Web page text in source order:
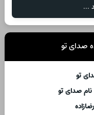
...
صدای تو
تو
نام صدای تو